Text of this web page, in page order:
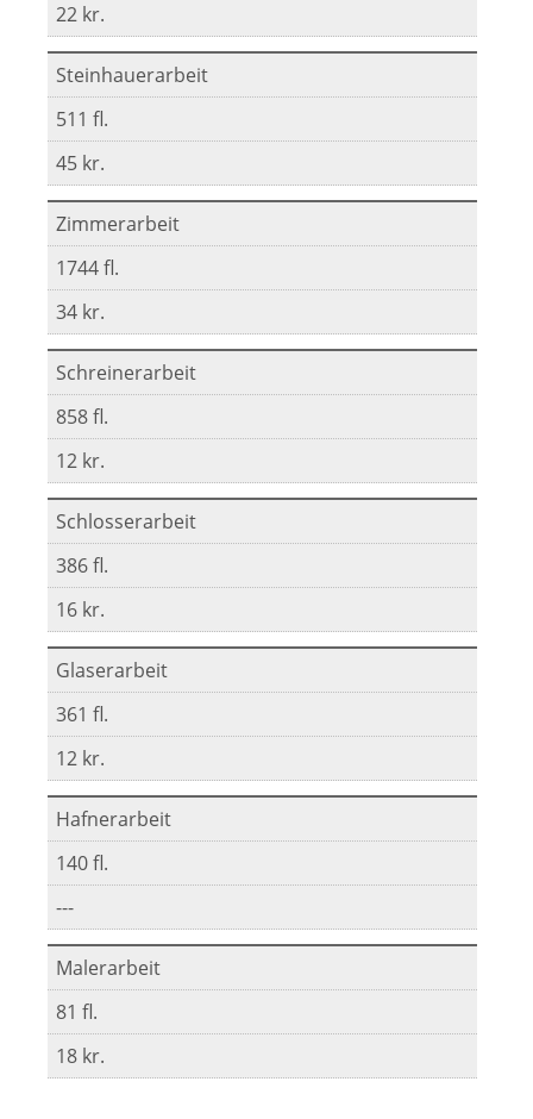
22 kr.
Steinhauerarbeit
511 fl.
45 kr.
Zimmerarbeit
1744 fl.
34 kr.
Schreinerarbeit
858 fl.
12 kr.
Schlosserarbeit
386 fl.
16 kr.
Glaserarbeit
361 fl.
12 kr.
Hafnerarbeit
140 fl.
---
Malerarbeit
81 fl.
18 kr.